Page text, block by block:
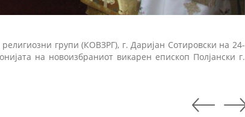
групи (КОВЗРГ), г. Даријан Сотировски на 24-
на новоизбраниот викарен епископ Полјански г.